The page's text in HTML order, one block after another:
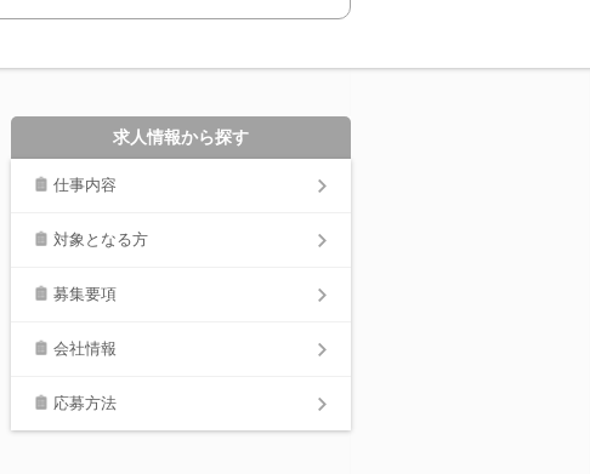
求人情報から探す
仕事内容
対象となる方
募集要項
会社情報
応募方法